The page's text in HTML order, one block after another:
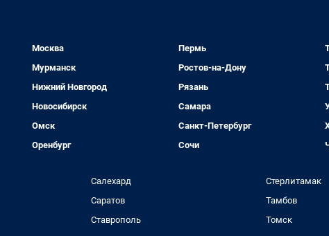
Москва
Мурманск
Нижний Новгород
Новосибирск
Омск
Оренбург
Пермь
Ростов-на-Дону
Рязань
Самара
Санкт-Петербург
Сочи
Салехард
Саратов
Ставрополь
Стерлитамак
Тамбов
Томск